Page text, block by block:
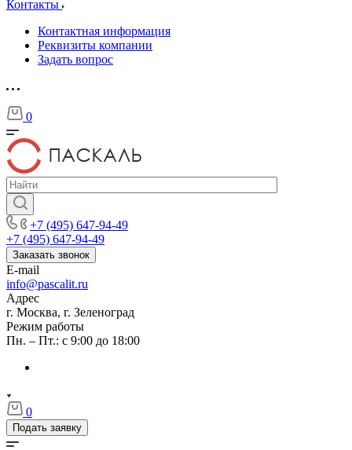
Контакты
Контактная информация
Реквизиты компании
Задать вопрос
0
+7 (495) 647-94-49
+7 (495) 647-94-49
Заказать звонок
E-mail
info@pascalit.ru
Адрес
г. Москва, г. Зеленоград
Режим работы
Пн. – Пт.: с 9:00 до 18:00
0
Подать заявку